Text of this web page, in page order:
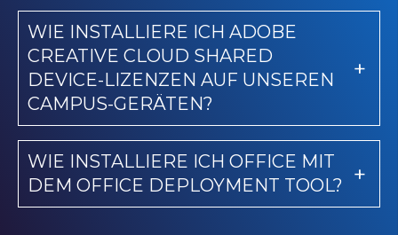
WIE INSTALLIERE ICH ADOBE
CREATIVE CLOUD SHARED
DEVICE-LIZENZEN AUF UNSEREN
CAMPUS-GERÄTEN?
WIE INSTALLIERE ICH OFFICE MIT
DEM OFFICE DEPLOYMENT TOOL?